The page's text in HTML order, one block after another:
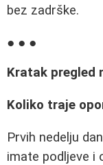
bez zadrške.
● ● ●
Kratak pregled
Koliko traje
Prvih nedelju
imate podljeve i